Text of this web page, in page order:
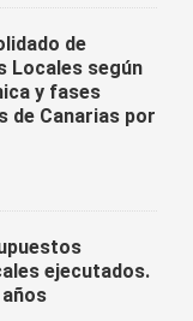
de
Locales según
y fases
de Canarias por
ejecutados.